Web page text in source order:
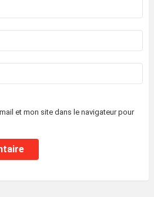
et mon site dans le navigateur pour